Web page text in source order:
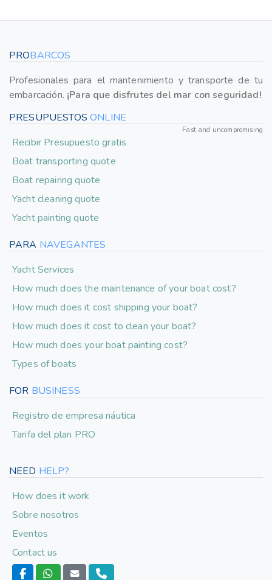
PROBARCOS
Profesionales para el mantenimiento y transporte de tu
embarcación. ¡Para que disfrutes del mar con seguridad!
PRESUPUESTOSONLINE
Fast and uncompromising
Recibir Presupuesto gratis
Boat transporting quote
Boat repairing quote
Yacht cleaning quote
Yacht painting quote
PARA NAVEGANTES
Yacht Services
How much does the maintenance of your boat cost?
How much does it cost shipping your boat?
How much does it cost to clean your boat?
How much does your boat painting cost?
Types of boats
FOR BUSINESS
Registro de empresa náutica
Tarifa del plan PRO
NEED HELP?
How does it work
Sobre nosotros
Eventos
Contact us